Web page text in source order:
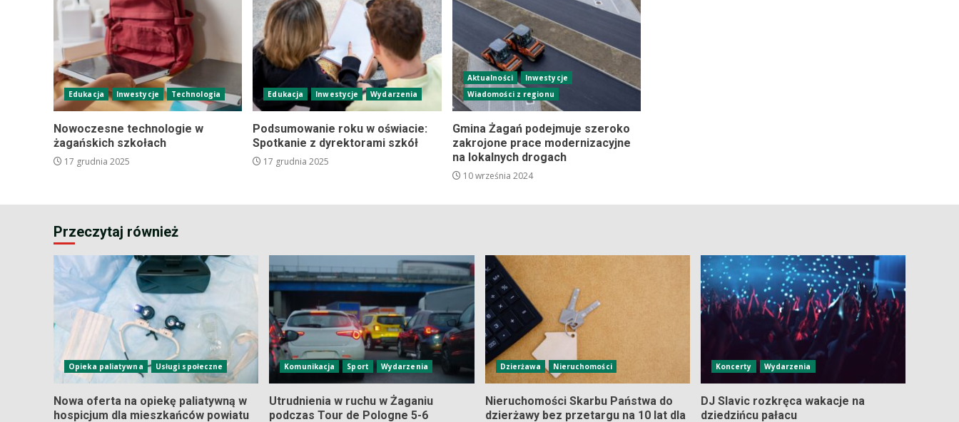
Edukacja Inwestycje Technologia
Nowoczesne technologie w
żagańskich szkołach
17 grudnia 2025
Edukacja Inwestycje Wydarzenia
Podsumowanie roku w oświacie:
Spotkanie z dyrektorami szkół
17 grudnia 2025
Aktualności
Inwestycje
Wiadomości z regionu
Gmina Żagań podejmuje szeroko
zakrojone prace modernizacyjne
na lokalnych drogach
10 września 2024
Przeczytaj również
Opieka paliatywna Usługi społeczne
Nowa oferta na opiekę paliatywną w
hospicjum dla mieszkańców powiatu
Komunikacja Sport Wydarzenia
Utrudnienia w ruchu w Żaganiu
podczas Tour de Pologne 5-6
Dzierżawa Nieruchomości
Nieruchomości Skarbu Państwa do
dzierżawy bez przetargu na 10 lat dla
Koncerty Wydarzenia
DJ Slavic rozkręca wakacje na
dziedzińcu pałacu